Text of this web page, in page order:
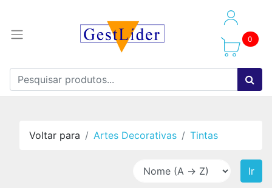
0
Voltar para Artes Decorativas Tintas
Ir